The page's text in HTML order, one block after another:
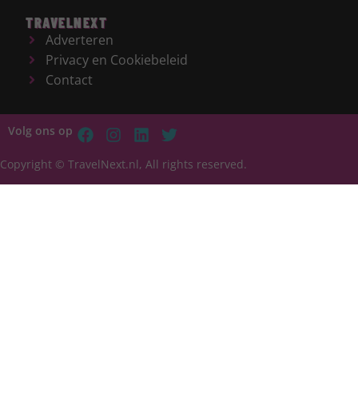
TRAVELNEXT
Adverteren
Privacy en Cookiebeleid
Contact
Volg ons op
Copyright © TravelNext.nl, All rights reserved.